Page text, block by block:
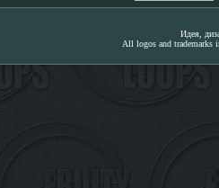
Идея,
All logos and trademarks